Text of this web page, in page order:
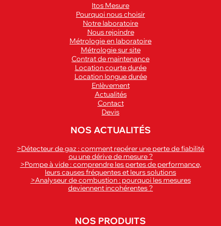
Itos Mesure
Pourquoi nous choisir
Notre laboratoire
Nous rejoindre
Métrologie en laboratoire
Métrologie sur site
Contrat de maintenance
Location courte durée
Location longue durée
Enlèvement
Actualités
Contact
Devis
NOS ACTUALITÉS
>Détecteur de gaz : comment repérer une perte de fiabilité
ou une dérive de mesure ?
>Pompe à vide : comprendre les pertes de performance,
leurs causes fréquentes et leurs solutions
>Analyseur de combustion : pourquoi les mesures
deviennent incohérentes ?
NOS PRODUITS